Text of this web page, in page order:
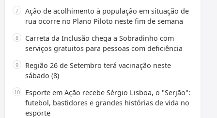
Ação de acolhimento à população em situação de
rua ocorre no Plano Piloto neste fim de semana
Carreta da Inclusão chega a Sobradinho com
serviços gratuitos para pessoas com deficiência
Região 26 de Setembro terá vacinação neste
sábado (8)
Esporte em Ação recebe Sérgio Lisboa, o "Serjão":
futebol, bastidores e grandes histórias de vida no
esporte